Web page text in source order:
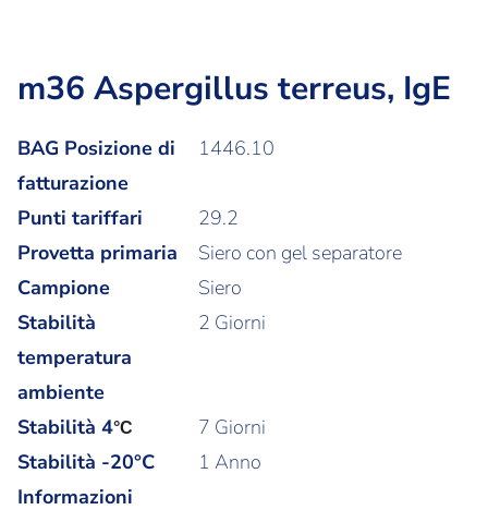
m36 Aspergillus terreus, IgE
BAG Posizione di
fatturazione
1446.10
Punti tariffari
29.2
Provetta primaria
Siero con gel separatore
Campione
Siero
Stabilità
temperatura
ambiente
2 Giorni
Stabilità 4°C
7 Giorni
Stabilità -20°C
1 Anno
Informazioni